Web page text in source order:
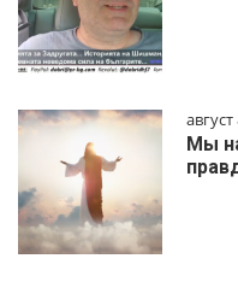
Мы